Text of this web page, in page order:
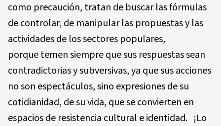
como precaución, tratan de buscar las fórmulas
de controlar, de manipular las propuestas y las
actividades de los sectores populares,
porque temen siempre que sus respuestas sean
contradictorias y subversivas, ya que sus acciones
no son espectáculos, sino expresiones de su
cotidianidad, de su vida, que se convierten en
espacios de resistencia cultural e identidad. ¡Lo